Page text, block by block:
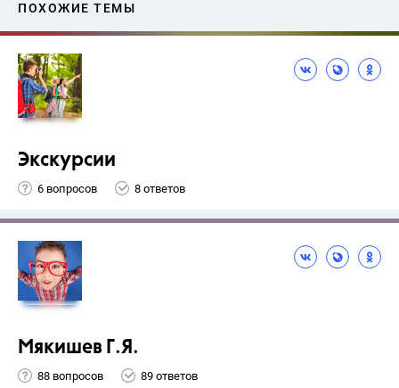
ПОХОЖИЕ ТЕМЫ
Экскурсии
6 вопросов 8 ответов
Мякишев Г.Я.
88 вопросов 89 ответов